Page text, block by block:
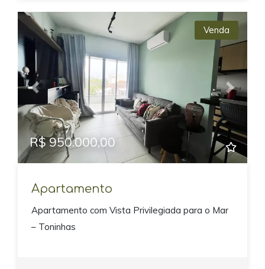
Previous Next
Venda
R$ 950.000,00
Apartamento
Apartamento com Vista Privilegiada para o Mar
– Toninhas